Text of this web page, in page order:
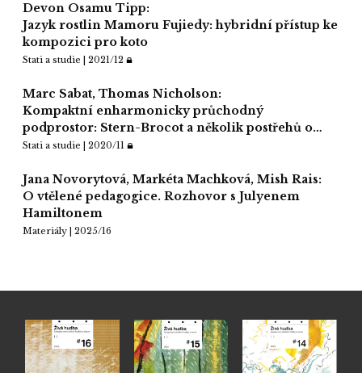
Devon Osamu Tipp:
Jazyk rostlin Mamoru Fujiedy: hybridní přístup ke
kompozici pro koto
Stati a studie | 2021/12
Marc Sabat, Thomas Nicholson:
Kompaktní enharmonicky průchodný
podprostor: Stern-Brocot a několik postřehů o…
Stati a studie | 2020/11
Jana Novorytová, Markéta Machková, Mish Rais:
O vtělené pedagogice. Rozhovor s Julyenem
Hamiltonem
Materiály | 2025/16